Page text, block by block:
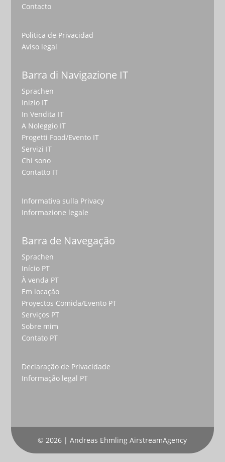
Contacto
Politica de Privacidad
Aviso legal
Barra di Navigazione IT
Sprachen
Inizio IT
In Vendita IT
A Noleggio IT
Progetti Food/Evento IT
Servizi IT
Chi sono
Contatto IT
Informativa sulla Privacy
Informazione legale
Barra de Navegação
Sprachen
Início PT
À venda PT
Em locação
Proyectos Comida/Evento PT
Serviços PT
Sobre mim
Contato PT
Declaração de Privacidade
Informação legal PT
© 2026 | Andreas Ehmling AirstreamAgency